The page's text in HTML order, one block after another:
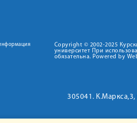
Copyright © 2002-2025
университет При
обязательна. Powered by
305041. К.Маркса,3,